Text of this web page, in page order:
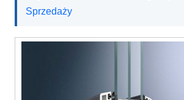
Sprzedaży